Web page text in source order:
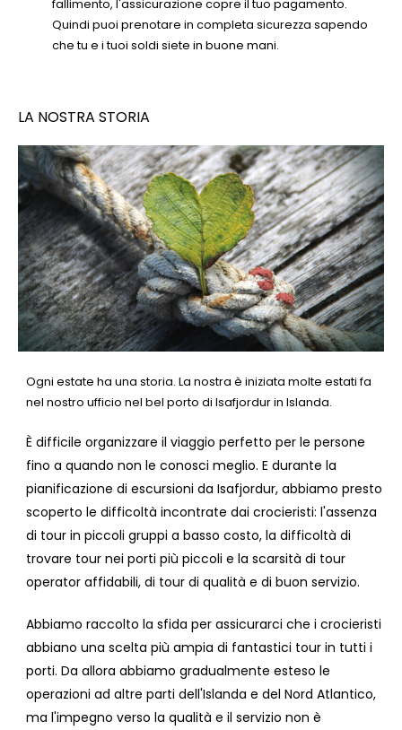
fallimento, l'assicurazione copre il tuo pagamento.
Quindi puoi prenotare in completa sicurezza sapendo
che tu e i tuoi soldi siete in buone mani.
LA NOSTRA STORIA
Ogni estate ha una storia. La nostra è iniziata molte estati fa
nel nostro ufficio nel bel porto di Isafjordur in Islanda.
È difficile organizzare il viaggio perfetto per le persone
fino a quando non le conosci meglio. E durante la
pianificazione di escursioni da Isafjordur, abbiamo presto
scoperto le difficoltà incontrate dai crocieristi: l'assenza
di tour in piccoli gruppi a basso costo, la difficoltà di
trovare tour nei porti più piccoli e la scarsità di tour
operator affidabili, di tour di qualità e di buon servizio.
Abbiamo raccolto la sfida per assicurarci che i crocieristi
abbiano una scelta più ampia di fantastici tour in tutti i
porti. Da allora abbiamo gradualmente esteso le
operazioni ad altre parti dell'Islanda e del Nord Atlantico,
ma l'impegno verso la qualità e il servizio non è